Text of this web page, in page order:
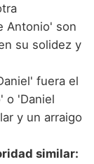
Antonio' son
su solidez y
fuera el
o 'Daniel
y un arraigo
similar: